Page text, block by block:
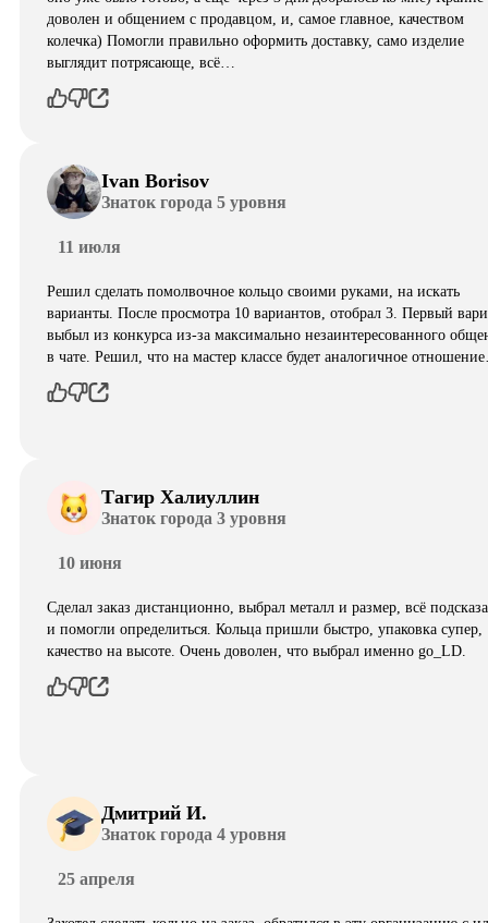
доволен и общением с продавцом, и, самое главное, качеством
колечка) Помогли правильно оформить доставку, само изделие
выглядит потрясающе, всë…
Ivan Borisov
Знаток города 5 уровня
11 июля
Решил сделать помолвочное кольцо своими руками, на искать
варианты. После просмотра 10 вариантов, отобрал 3. Первый
выбыл из конкурса из-за максимально незаинтересованного
в чате. Решил, что на мастер классе будет аналогичное
Тагир Халиуллин
Знаток города 3 уровня
10 июня
Сделал заказ дистанционно, выбрал металл и размер, всё
и помогли определиться. Кольца пришли быстро, упаковка супер,
качество на высоте. Очень доволен, что выбрал именно go_LD.
Дмитрий И.
Знаток города 4 уровня
25 апреля